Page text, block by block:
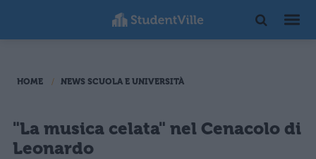
HOME NEWS SCUOLA E UNIVERSITÀ
"La musica celata" nel Cenacolo di
Leonardo